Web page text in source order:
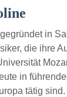
in
die ihre
in
tätig sind.